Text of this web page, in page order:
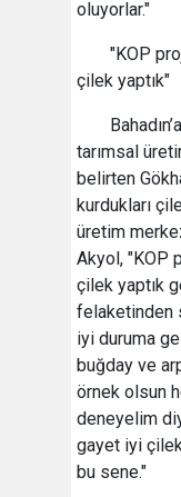
oluyorlar."
"KOP
çilek yaptık"
tarımsal
belirten
kurdukları
üretim
Akyol, "KOP
çilek yaptık
felaketinden
iyi duruma
buğday ve
örnek olsun
deneyelim
gayet iyi
bu sene."